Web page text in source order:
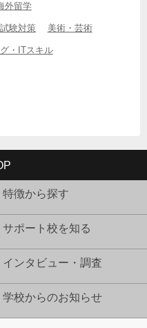
外留学
験対策 美術・芸術
・ITスキル
特徴から探す
サポート校を知る
インタビュー・調査
学校からのお知らせ